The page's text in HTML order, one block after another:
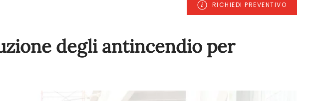
RICHIEDI PREVENTIVO
degli antincendio per